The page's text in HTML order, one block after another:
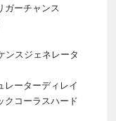
ガーチャンス
ンスジェネレータ
レーターディレイ
クコーラスハード